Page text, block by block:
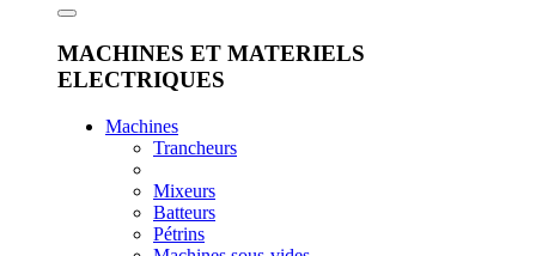
MACHINES ET MATERIELS
ELECTRIQUES
Machines
Trancheurs
Mixeurs
Batteurs
Pétrins